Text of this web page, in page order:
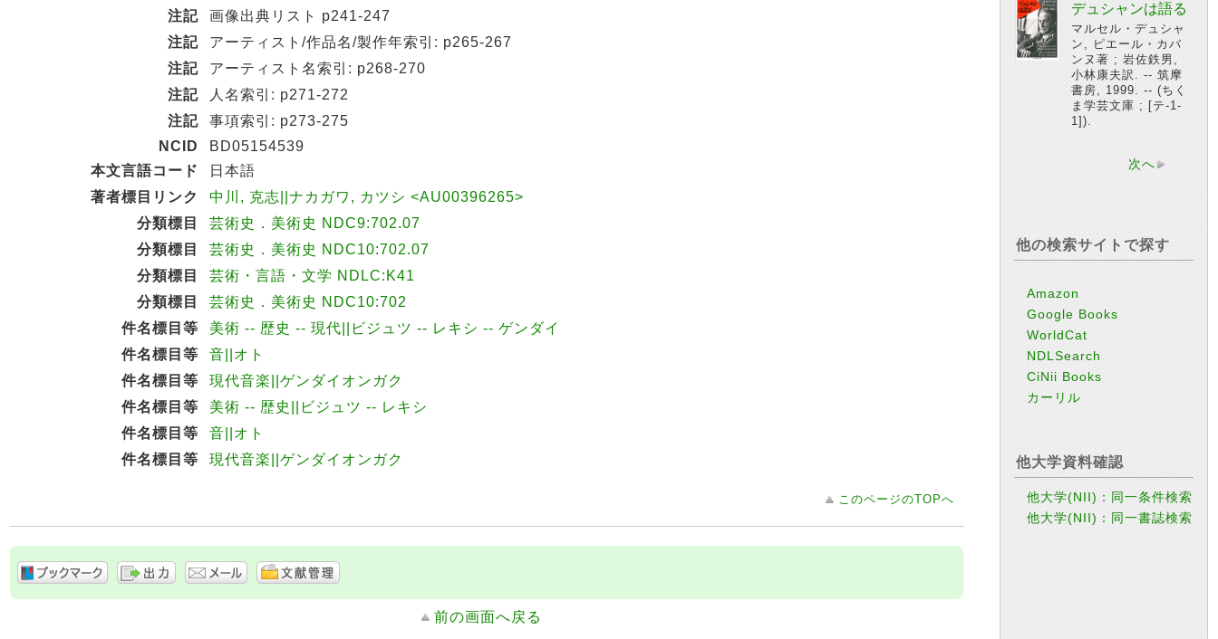
注記
画像出典リスト p241-247
注記
アーティスト/作品名/製作年索引: p265-267
注記
アーティスト名索引: p268-270
注記
人名索引: p271-272
注記
事項索引: p273-275
NCID
BD05154539
本文言語コード
日本語
著者標目リンク
中川, 克志||ナカガワ, カツシ <AU00396265>
分類標目
芸術史．美術史 NDC9:702.07
分類標目
芸術史．美術史 NDC10:702.07
分類標目
芸術・言語・文学 NDLC:K41
分類標目
芸術史．美術史 NDC10:702
件名標目等
美術 -- 歴史 -- 現代||ビジュツ -- レキシ -- ゲンダイ
件名標目等
音||オト
件名標目等
現代音楽||ゲンダイオンガク
件名標目等
美術 -- 歴史||ビジュツ -- レキシ
件名標目等
音||オト
件名標目等
現代音楽||ゲンダイオンガク
このページのTOPへ
前の画面へ戻る
デュシャンは語る
マルセル・デュシャ
ン, ピエール・カバ
ンヌ著 ; 岩佐鉄男,
小林康夫訳. -- 筑摩
書房, 1999. -- (ちく
ま学芸文庫 ; [テ-1-
1]).
次へ
他の検索サイトで探す
Amazon
Google Books
WorldCat
NDLSearch
CiNii Books
カーリル
他大学資料確認
他大学(NII)：同一条件検索
他大学(NII)：同一書誌検索